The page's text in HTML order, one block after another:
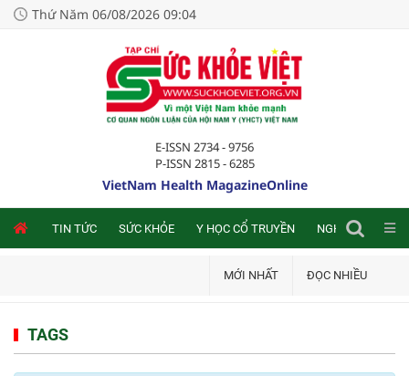
Thứ Năm 06/08/2026 09:04
E-ISSN 2734 - 9756
P-ISSN 2815 - 6285
VietNam Health MagazineOnline
TIN TỨC SỨC KHỎE Y HỌC CỔ TRUYỀN NGHIÊN CỨU
MỚI NHẤT ĐỌC NHIỀU
TAGS